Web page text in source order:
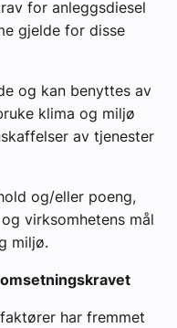
for anleggsdiesel
gjelde for disse
og kan benyttes av
klima og miljø
av tjenester
og/eller poeng,
virksomhetens mål
miljø.
har fremmet